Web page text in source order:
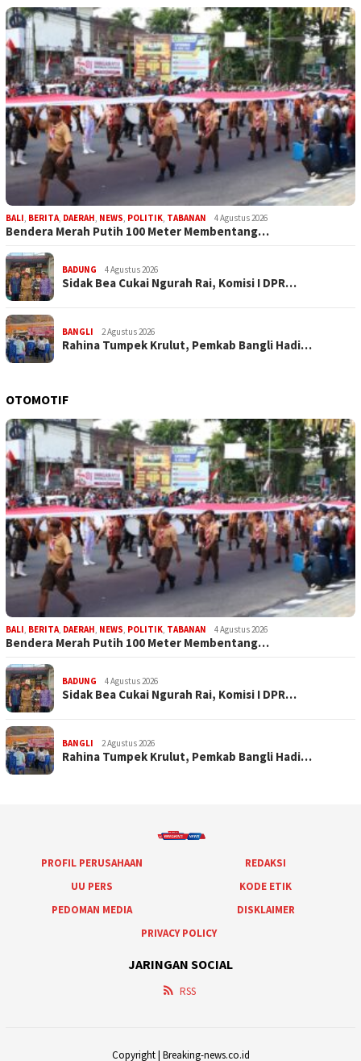
BALI, BERITA, DAERAH, NEWS, POLITIK, TABANAN 4 Agustus 2026
Bendera Merah Putih 100 Meter Membentang…
BADUNG 4 Agustus 2026
Sidak Bea Cukai Ngurah Rai, Komisi I DPR…
BANGLI 2 Agustus 2026
Rahina Tumpek Krulut, Pemkab Bangli Hadi…
OTOMOTIF
BALI, BERITA, DAERAH, NEWS, POLITIK, TABANAN 4 Agustus 2026
Bendera Merah Putih 100 Meter Membentang…
BADUNG 4 Agustus 2026
Sidak Bea Cukai Ngurah Rai, Komisi I DPR…
BANGLI 2 Agustus 2026
Rahina Tumpek Krulut, Pemkab Bangli Hadi…
PROFIL PERUSAHAAN
REDAKSI
UU PERS
KODE ETIK
PEDOMAN MEDIA
DISKLAIMER
PRIVACY POLICY
JARINGAN SOCIAL
RSS
Copyright | Breaking-news.co.id